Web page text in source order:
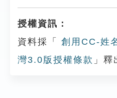
授權資訊：
資料採「
創用CC-姓
灣3.0版授權條款 」釋